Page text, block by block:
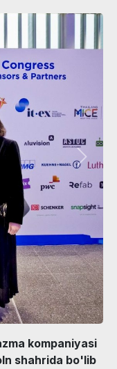
kompaniyasi
shahrida bo'lib